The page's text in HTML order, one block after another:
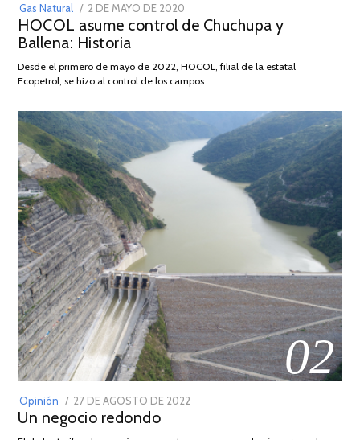
Gas Natural
POSTED
ON
2 DE MAYO DE 2020
DE
2026
HOCOL asume control de Chuchupa y
Ballena: Historia
Desde el primero de mayo de 2022, HOCOL, filial de la estatal
Ecopetrol, se hizo al control de los campos …
02
Opinión
POSTED
ON
27 DE AGOSTO DE 2022
Un negocio redondo